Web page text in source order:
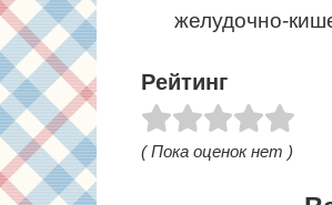
желудочно-
Рейтинг
( Пока оценок нет )